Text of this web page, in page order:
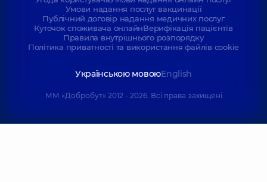
Умови надання послуг вакцинації
Публічний договір надання медичних послуг
Куточок споживача онлайнВерифікація пацієнтів
Правила внутрішнього розпорядку
Політика приватності та використання файлів cookie
Українською мовоюEnglish
ММ «Добробут» 2012 - 2026. Всі права захищені